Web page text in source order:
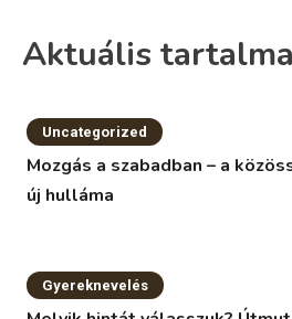
Aktuális
Uncategorized
Mozgás a szabadban – a
új hulláma
Gyereknevelés